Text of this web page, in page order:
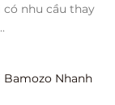
nhu cầu thay